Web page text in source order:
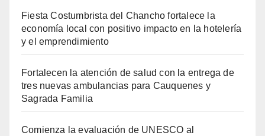
Fiesta Costumbrista del Chancho fortalece la
economía local con positivo impacto en la hotelería
y el emprendimiento
Fortalecen la atención de salud con la entrega de
tres nuevas ambulancias para Cauquenes y
Sagrada Familia
Comienza la evaluación de UNESCO al